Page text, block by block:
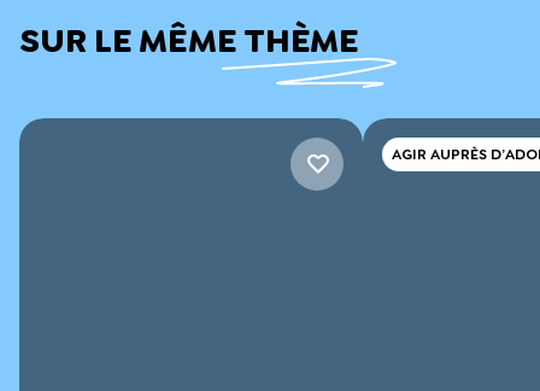
SUR LE MÊME THÈME
AGIR AUPRÈS
ET DE JEUNES